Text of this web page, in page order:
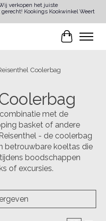
verkopen het juiste
Kookings Kookwinkel Weert
Coolerbag
met de
basket of andere
- de coolerbag
betrouwbare koeltas die
boodschappen
of excursies.